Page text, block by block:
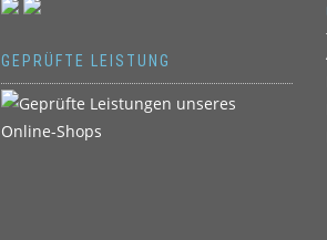
GEPRÜFTE LEISTUNG